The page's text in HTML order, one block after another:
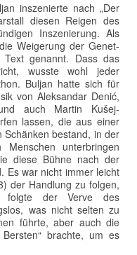
inszenierte nach „Der
diesen Reigen des
Inszenierung. Als
Weigerung der Genet-
Text genannt. Dass das
wusste wohl jeder
Buljan hatte sich für
von Aleksandar Denić,
auch Martin Kušej-
lassen, die aus einer
Schänken bestand, in der
unterbringen
diese Bühne nach der
Es war nicht immer leicht
der Handlung zu folgen,
folgte der Verve des
was nicht selten zu
führte, aber auch die
brachte, um es